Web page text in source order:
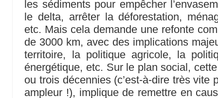
les sédiments pour empêcher
le delta, arrêter la déforestation,
etc. Mais cela demande une refonte
de 3000 km, avec des implications
territoire, la politique agricole, la
énergétique, etc. Sur le plan social,
ou trois décennies (c’est-à-dire très vite
ampleur !), implique de remettre en